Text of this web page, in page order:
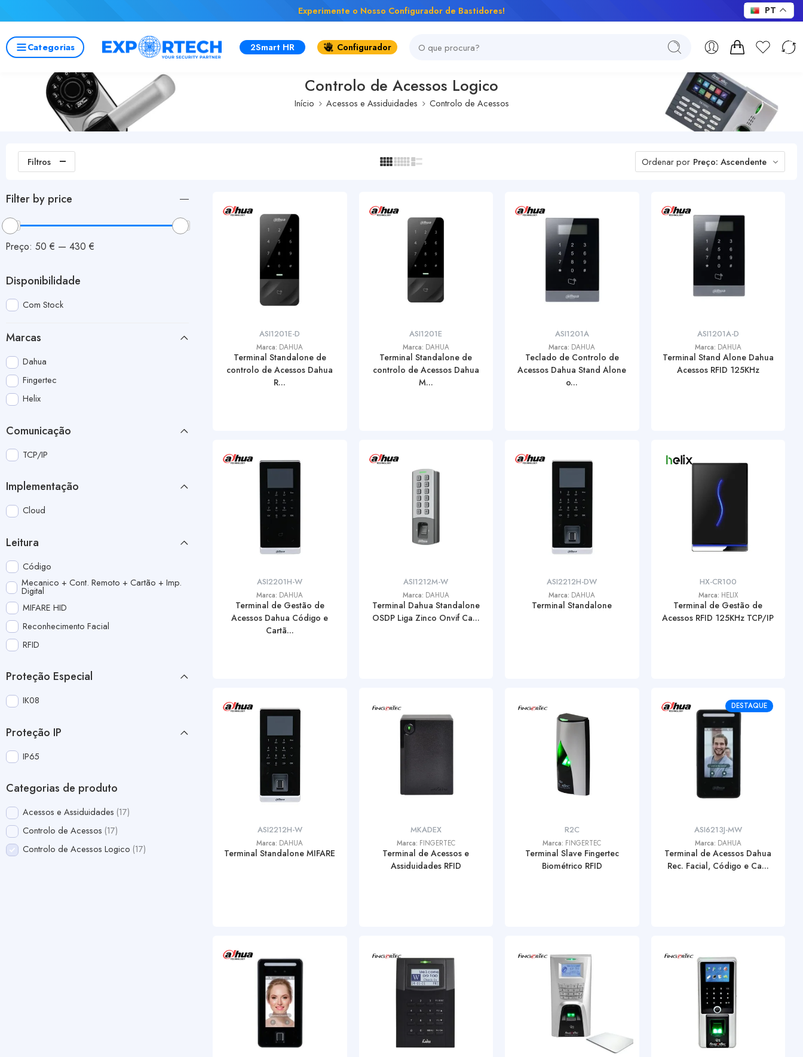
Experimente o Nosso Configurador de Bastidores!
Categorias 2Smart HR Configurador
Controlo de Acessos Logico
Início Acessos e Assiduidades Controlo de Acessos
Filtros Ordenar por Preço: Ascendente
ASI1201E-D
Marca: DAHUA
Terminal Standalone de
controlo de Acessos Dahua
R...
ASI1201E
Marca: DAHUA
Terminal Standalone de
controlo de Acessos Dahua
M...
ASI1201A
Marca: DAHUA
Teclado de Controlo de
Acessos Dahua Stand Alone
o...
ASI1201A-D
Marca: DAHUA
Terminal Stand Alone Dahua
Acessos RFID 125KHz
ASI2201H-W
Marca: DAHUA
Terminal de Gestão de
Acessos Dahua Código e
Cartã...
ASI1212M-W
Marca: DAHUA
Terminal Dahua Standalone
OSDP Liga Zinco Onvif Ca...
ASI2212H-DW
Marca: DAHUA
Terminal Standalone
HX-CR100
Marca: HELIX
Terminal de Gestão de
Acessos RFID 125KHz TCP/IP
ASI2212H-W
Marca: DAHUA
Terminal Standalone MIFARE
MKADEX
Marca: FINGERTEC
Terminal de Acessos e
Assiduidades RFID
R2C
Marca: FINGERTEC
Terminal Slave Fingertec
Biométrico RFID
DESTAQUE
ASI6213J-MW
Marca: DAHUA
Terminal de Acessos Dahua
Rec. Facial, Código e Ca...
Filter by price
Preço: 50 € — 430 €
Disponibilidade
Com Stock
Marcas
Dahua
Fingertec
Helix
Comunicação
TCP/IP
Implementação
Cloud
Leitura
Código
Mecanico + Cont. Remoto + Cartão + Imp.
Digital
MIFARE HID
Reconhecimento Facial
RFID
Proteção Especial
IK08
Proteção IP
IP65
Categorias de produto
Acessos e Assiduidades 17
Controlo de Acessos 17
Controlo de Acessos Logico 17
PT